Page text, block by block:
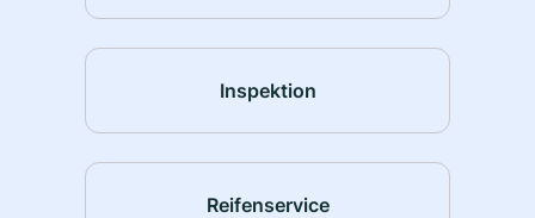
Inspektion
Reifenservice